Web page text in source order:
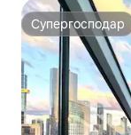
Супергосподар
Супергосподар